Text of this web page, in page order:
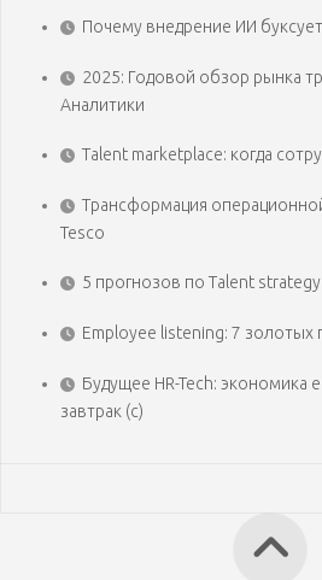
Почему внедрение ИИ
2025: Годовой обзор рынка
Аналитики
Talent marketplace: когда
Трансформация
Tesco
5 прогнозов по Talent
Employee listening: 7 золотых
Будущее HR-Tech: экономика
завтрак (с)